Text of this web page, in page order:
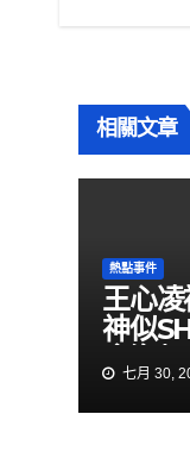
相關文章
熱點事件
王心
神似
會海
了七月 30,